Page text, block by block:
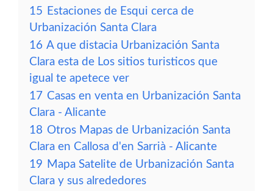
15 Estaciones de Esqui cerca de
Urbanización Santa Clara
16 A que distacia Urbanización Santa
Clara esta de Los sitios turisticos que
igual te apetece ver
17 Casas en venta en Urbanización Santa
Clara - Alicante
18 Otros Mapas de Urbanización Santa
Clara en Callosa d'en Sarrià - Alicante
19 Mapa Satelite de Urbanización Santa
Clara y sus alrededores